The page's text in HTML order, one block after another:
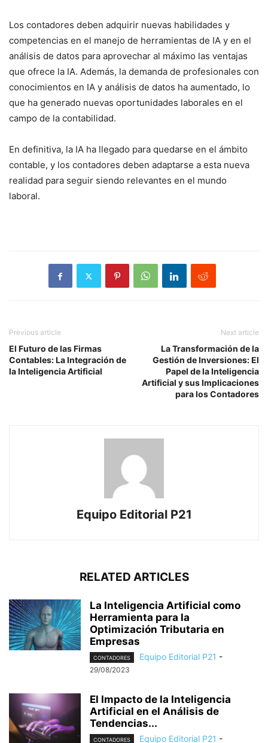
Los contadores deben adquirir nuevas habilidades y
competencias en el manejo de herramientas de IA y en el
análisis de datos para aprovechar al máximo las ventajas
que ofrece la IA. Además, la demanda de profesionales con
conocimientos en IA y análisis de datos ha aumentado, lo
que ha generado nuevas oportunidades laborales en el
campo de la contabilidad.
En definitiva, la IA ha llegado para quedarse en el ámbito
contable, y los contadores deben adaptarse a esta nueva
realidad para seguir siendo relevantes en el mundo
laboral.
Previous article
El Futuro de las Firmas
Contables: La Integración de
la Inteligencia Artificial
Next article
La Transformación de la
Gestión de Inversiones: El
Papel de la Inteligencia
Artificial y sus Implicaciones
para los Contadores
Equipo Editorial P21
RELATED ARTICLES
La Inteligencia Artificial como
Herramienta para la
Optimización Tributaria en
Empresas
CONTADORES Equipo Editorial P21 -
29/08/2023
El Impacto de la Inteligencia
Artificial en el Análisis de
Tendencias...
CONTADORES Equipo Editorial P21 -